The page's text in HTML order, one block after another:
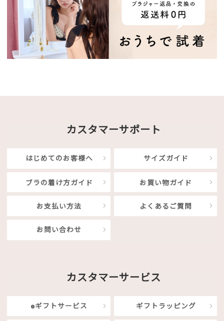
カスタマーサポート
はじめてのお客様へ サイズガイド
ブラの着け方ガイド お買い物ガイド
お支払い方法 よくあるご質問
お問い合わせ
カスタマーサービス
eギフトサービス ギフトラッピング